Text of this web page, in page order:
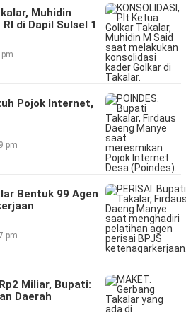
Muhidin
di Dapil Sulsel 1
Pojok Internet,
pm
Bentuk 99 Agen
pm
Miliar, Bupati:
Daerah